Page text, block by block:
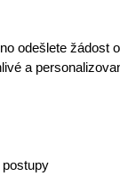
odešlete žádost
a